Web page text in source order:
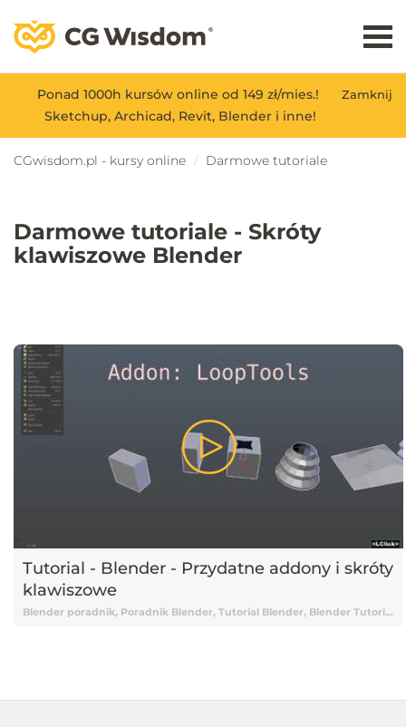
Zamknij
Ponad 1000h kursów online od 149 zł/mies.!
Sketchup, Archicad, Revit, Blender i inne!
CGwisdom.pl - kursy online Darmowe tutoriale
Darmowe tutoriale - Skróty
klawiszowe Blender
Tutorial - Blender - Przydatne addony i skróty
klawiszowe
Blender poradnik, Poradnik Blender, Tutorial Blender, Blender Tutorial, Tutorial online Blender, Tutorial Blender online, Nauka Blender, Blender Nauka, Blender od podstaw, Podstawy Blender, Darmowy kurs Blender, Tutorial, Tutoriale, Darmowy tutorial, Tutorial Blender po polsku, Tutorial Blender pl, Blender tutorial polski, Blender tutorial po polsku, Blender tutorial pl, Tutorial Blender polski, Przydatne Addony, Addon Blender, Blender Addon, Offset Edges, Looptool, Booltool, Blender Offset Edges, Blender Looptool, Blender Booltool, Skróty klawiszowe, Przydatne skróty klawiszowe, Skróty klawiszowe Blender